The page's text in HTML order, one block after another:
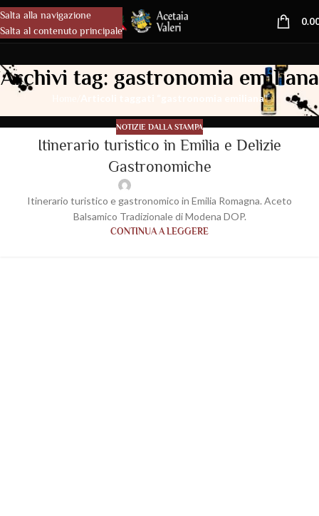
Salta alla navigazione
Salta al contenuto principale
MENU
Archivi tag: gastronomia emiliana
Articoli taggati “gastronomia emiliana”
NOTIZIE DALLA STAMPA
Itinerario turistico in Emilia e Delizie
Gastronomiche
wp-acetaiavaleri
Itinerario turistico e gastronomico in Emilia Romagna. Aceto
Balsamico Tradizionale di Modena DOP.
CONTINUA A LEGGERE